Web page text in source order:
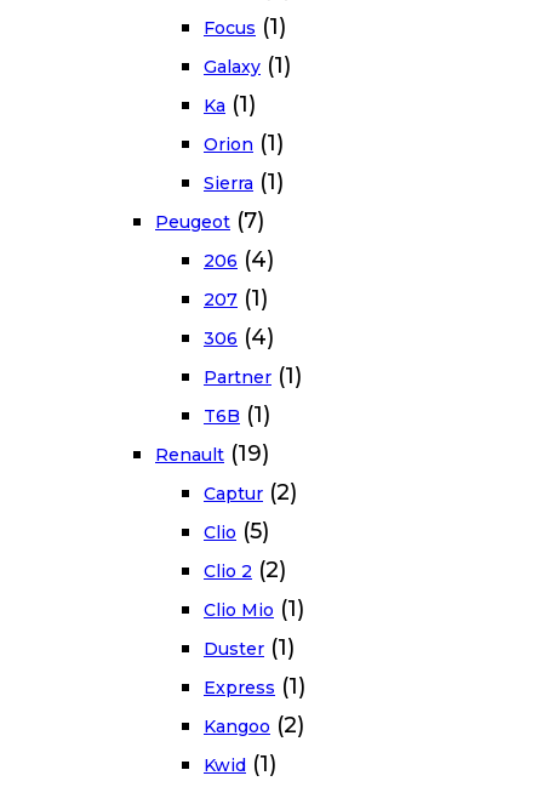
Focus (1)
Galaxy (1)
Ka (1)
Orion (1)
Sierra (1)
Peugeot (7)
206 (4)
207 (1)
306 (4)
Partner (1)
T6B (1)
Renault (19)
Captur (2)
Clio (5)
Clio 2 (2)
Clio Mio (1)
Duster (1)
Express (1)
Kangoo (2)
Kwid (1)